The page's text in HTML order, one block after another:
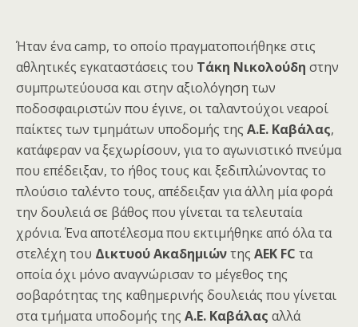
Ήταν έναcamp, το οποίο πραγματοποιήθηκε στις
αθλητικές εγκαταστάσεις του Τάκη Νικολούδη στην
συμπρωτεύουσα και στην αξιολόγηση των
ποδοσφαιριστών που έγινε, οι ταλαντούχοι νεαροί
παίκτες των τμημάτων υποδομής της Α.Ε. Καβάλας,
κατάφεραν να ξεχωρίσουν, για το αγωνιστικό πνεύμα
που επέδειξαν, το ήθος τους και ξεδιπλώνοντας το
πλούσιο ταλέντο τους, απέδειξαν για άλλη μία φορά
την δουλειά σε βάθος που γίνεται τα τελευταία
χρόνια. Ένα αποτέλεσμα που εκτιμήθηκε από όλα τα
στελέχη του Δικτυού Ακαδημιώντης ΑΕΚ FC τα
οποία όχι μόνο αναγνώρισαν το μέγεθος της
σοβαρότητας της καθημερινής δουλειάς που γίνεται
στα τμήματα υποδομής της Α.Ε. Καβάλας αλλά